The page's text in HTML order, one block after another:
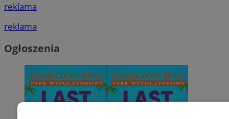
reklama
reklama
Ogłoszenia